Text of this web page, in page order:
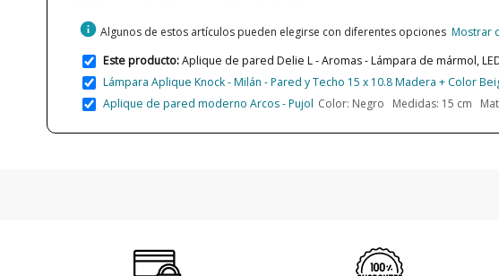
info Algunos de estos artículos pueden elegirse con diferentes opciones Mostrar
Este producto:Aplique de pared Delie L - Aromas - Lámpara de mármol,
Lámpara Aplique Knock - Milán - Pared y Techo 15 x 10.8 Madera + Color
Aplique de pared moderno Arcos - Pujol Color: Negro Medidas: 15 cm